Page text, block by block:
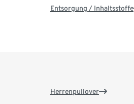
Entsorgung / Inhaltsstoffe
Herrenpullover